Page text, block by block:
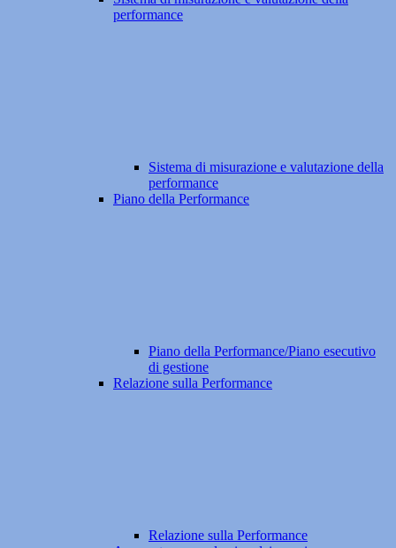
performance
Sistema di misurazione e valutazione della
performance
Piano della Performance
Piano della Performance/Piano esecutivo
di gestione
Relazione sulla Performance
Relazione sulla Performance